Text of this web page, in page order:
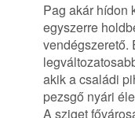
Pag akár hídon
egyszerre
vendégszerető.
akik a családi
pezsgő nyári
A sziget